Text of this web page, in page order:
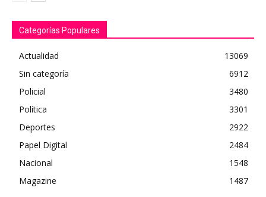
Categorías Populares
Actualidad
13069
Sin categoría
6912
Policial
3480
Política
3301
Deportes
2922
Papel Digital
2484
Nacional
1548
Magazine
1487